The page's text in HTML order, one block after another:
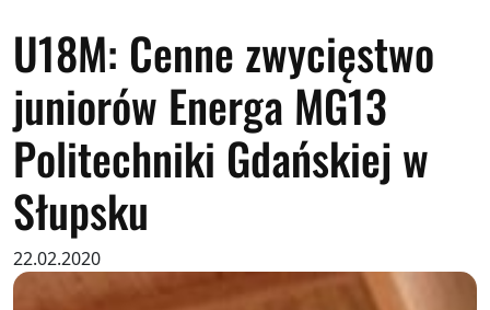
U18M: Cenne zwycięstwo
juniorów Energa MG13
Politechniki Gdańskiej w
Słupsku
22.02.2020